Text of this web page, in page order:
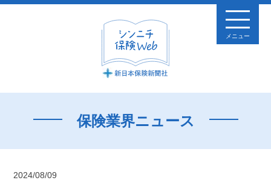
メニュー
保険業界ニュース
2024/08/09